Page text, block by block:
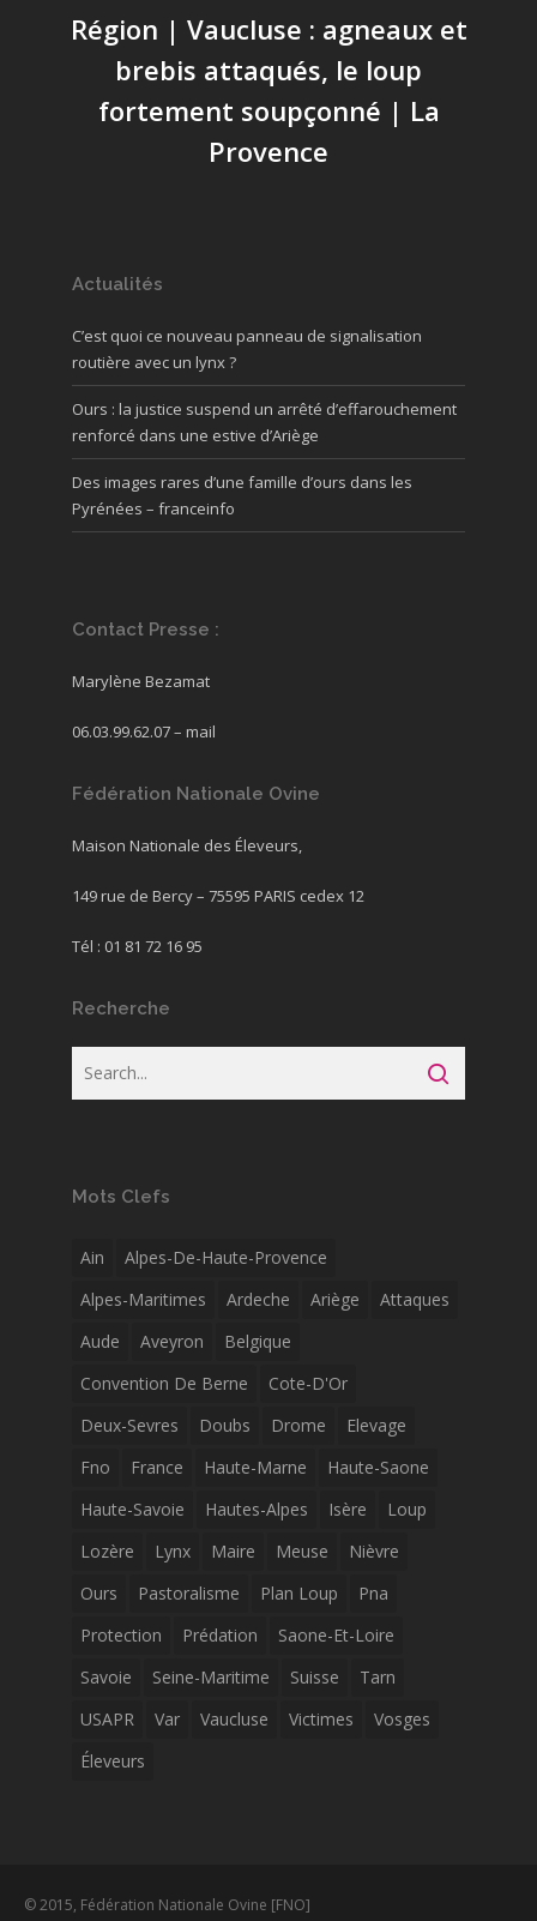
Région | Vaucluse : agneaux et
brebis attaqués, le loup
fortement soupçonné | La
Provence
Actualités
C’est quoi ce nouveau panneau de signalisation
routière avec un lynx ?
Ours : la justice suspend un arrêté d’effarouchement
renforcé dans une estive d’Ariège
Des images rares d’une famille d’ours dans les
Pyrénées – franceinfo
Contact Presse :
Marylène Bezamat
06.03.99.62.07 – mail
Fédération Nationale Ovine
Maison Nationale des Éleveurs,
149 rue de Bercy – 75595 PARIS cedex 12
Tél : 01 81 72 16 95
Recherche
Mots Clefs
Ain
Alpes-De-Haute-Provence
Alpes-Maritimes
Ardeche Ariège
Attaques
Aude
Aveyron
Belgique
Convention De Berne
Cote-D'Or
Deux-Sevres
Doubs Drome
Elevage
Fno
France Haute-Marne
Haute-Saone
Haute-Savoie
Hautes-Alpes Isère
Loup
Lozère
Lynx Maire Meuse
Nièvre
Ours
Pastoralisme Plan Loup
Pna
Protection
Prédation
Saone-Et-Loire
Savoie
Seine-Maritime Suisse
Tarn
USAPR
Var Vaucluse Victimes
Vosges
Éleveurs
© 2015, Fédération Nationale Ovine [FNO]